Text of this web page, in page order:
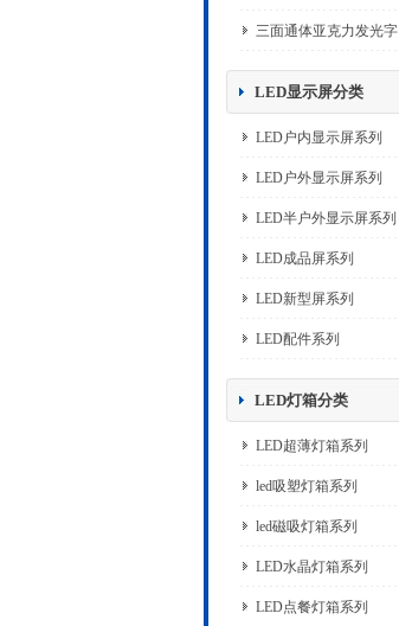
三面通体亚克力发光字
LED显示屏分类
LED户内显示屏系列
LED户外显示屏系列
LED半户外显示屏系列
LED成品屏系列
LED新型屏系列
LED配件系列
LED灯箱分类
LED超薄灯箱系列
led吸塑灯箱系列
led磁吸灯箱系列
LED水晶灯箱系列
LED点餐灯箱系列